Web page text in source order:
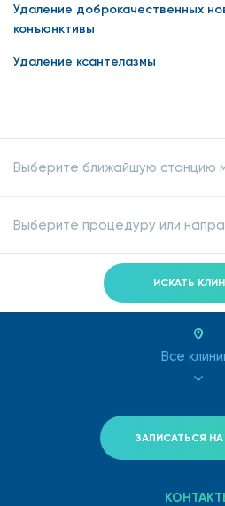
Удаление доброкачественных
конъюнктивы
Удаление ксантелазмы
Выберите ближайшую станцию
Выберите процедуру или
ИСКАТЬ
Все
ЗАПИСАТЬСЯ